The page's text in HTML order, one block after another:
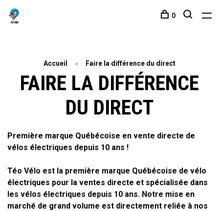
0
Accueil Faire la différence du direct
FAIRE LA DIFFÉRENCE
DU DIRECT
Première marque Québécoise en vente directe de
vélos électriques depuis 10 ans !
Téo Vélo est la première marque Québécoise de vélo
électriques pour la ventes directe et spécialisée dans
les vélos électriques depuis 10 ans. Notre mise en
marché de grand volume est directement reliée à nos